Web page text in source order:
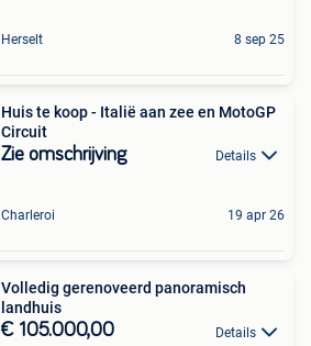
Herselt 8 sep 25
Huis te koop - Italië aan zee en MotoGP
Circuit
Zie omschrijving Details
Charleroi 19 apr 26
Volledig gerenoveerd panoramisch
landhuis
€ 105.000,00 Details